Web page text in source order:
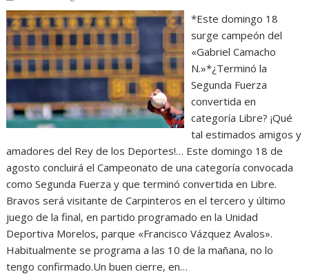
*Este domingo 18
surge campeón del
«Gabriel Camacho
N.»*¿Terminó la
Segunda Fuerza
convertida en
categoría Libre? ¡Qué
tal estimados amigos y
amadores del Rey de los Deportes!… Este domingo 18 de
agosto concluirá el Campeonato de una categoría convocada
como Segunda Fuerza y que terminó convertida en Libre.
Bravos será visitante de Carpinteros en el tercero y último
juego de la final, en partido programado en la Unidad
Deportiva Morelos, parque «Francisco Vázquez Avalos».
Habitualmente se programa a las 10 de la mañana, no lo
tengo confirmado.Un buen cierre, en…